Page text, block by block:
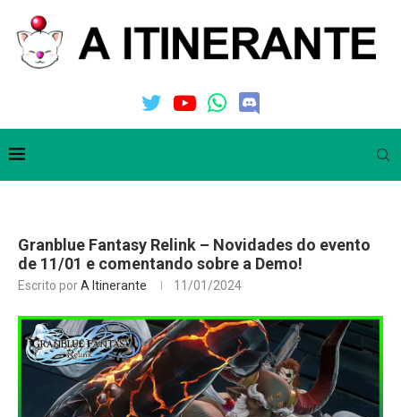
Granblue Fantasy Relink – Novidades do evento
de 11/01 e comentando sobre a Demo!
Escrito porA Itinerante 11/01/2024